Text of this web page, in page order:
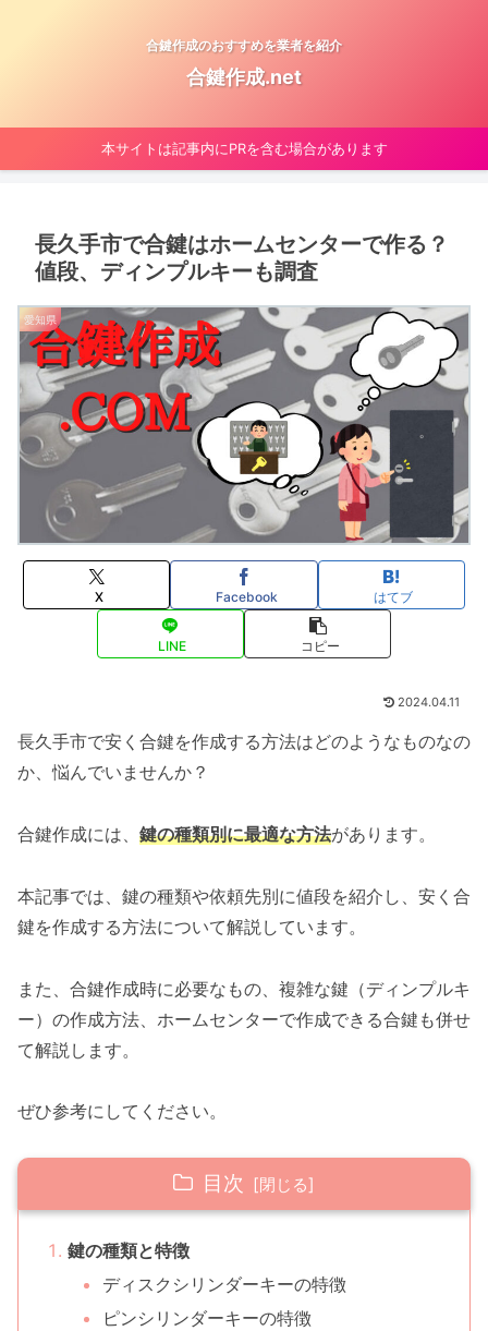
合鍵作成のおすすめを業者を紹介
合鍵作成.net
本サイトは記事内にPRを含む場合があります
長久手市で合鍵はホームセンターで作る？
値段、ディンプルキーも調査
愛知県
X Facebook はてブ
LINE コピー
2024.04.11
長久手市で安く合鍵を作成する方法はどのようなものなの
か、悩んでいませんか？
合鍵作成には、 鍵の種類別に最適な方法があります。
本記事では、鍵の種類や依頼先別に値段を紹介し、安く合
鍵を作成する方法について解説しています。
また、合鍵作成時に必要なもの、複雑な鍵（ディンプルキ
ー）の作成方法、ホームセンターで作成できる合鍵も併せ
て解説します。
ぜひ参考にしてください。
目次
鍵の種類と特徴
ディスクシリンダーキーの特徴
ピンシリンダーキーの特徴